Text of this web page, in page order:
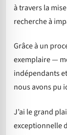
à travers la
recherche à
Grâce à un
exemplaire —
indépendants
nous avons pu
J’ai le grand
exceptionnelle